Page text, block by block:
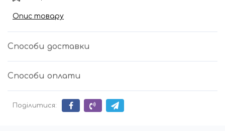
Опис товару
Способи доставки
Способи оплати
Поділитися: